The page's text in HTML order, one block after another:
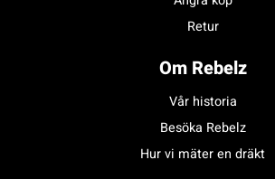
Retur
Om Rebelz
Vår historia
Besöka Rebelz
Hur vi mäter en dräkt